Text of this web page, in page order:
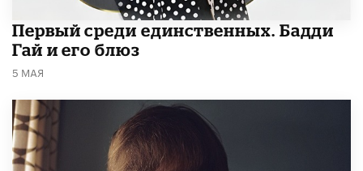
Первый среди единственных. Бадди
Гай и его блюз
5 МАЯ